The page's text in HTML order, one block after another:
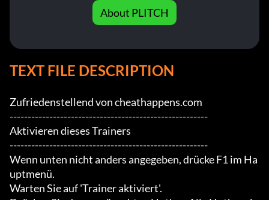
About PLITCH
TEXT FILE DESCRIPTION
Zufriedenstellend von cheathappens.com
-------------------------------------------------------
Aktivieren dieses Trainers
-------------------------------------------------------
Wenn unten nicht anders angegeben, drücke F1 im Ha
uptmenü.
Warten Sie auf 'Trainer aktiviert'.